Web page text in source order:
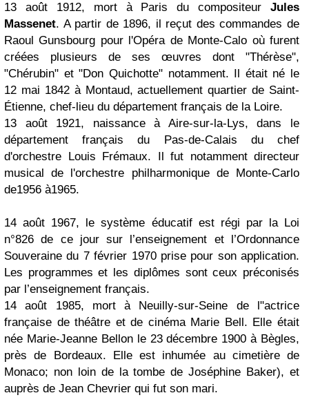
13 août 1912, mort à Paris du compositeur Jules
Massenet. A partir de 1896, il reçut des commandes de
Raoul Gunsbourg pour l'Opéra de Monte-Calo où furent
créées plusieurs de ses œuvres dont "Thérèse",
"Chérubin" et "Don Quichotte" notamment. Il était né le
12 mai 1842 à Montaud, actuellement quartier de Saint-
Étienne, chef-lieu du département français de la Loire.
13 août 1921, naissance à Aire-sur-la-Lys, dans le
département français du Pas-de-Calais du chef
d'orchestre Louis Frémaux. Il fut notamment directeur
musical de l'orchestre philharmonique de Monte-Carlo
de1956 à1965.
14 août 1967, le système éducatif est régi par la Loi
n°826 de ce jour sur l’enseignement et l’Ordonnance
Souveraine du 7 février 1970 prise pour son application.
Les programmes et les diplômes sont ceux préconisés
par l’enseignement français.
14 août 1985, mort à Neuilly-sur-Seine de l"actrice
française de théâtre et de cinéma Marie Bell. Elle était
née Marie-Jeanne Bellon le 23 décembre 1900 à Bègles,
près de Bordeaux. Elle est inhumée au cimetière de
Monaco; non loin de la tombe de Joséphine Baker), et
auprès de Jean Chevrier qui fut son mari.